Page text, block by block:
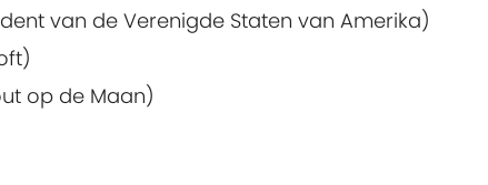
van de Verenigde Staten van Amerika)
op de Maan)